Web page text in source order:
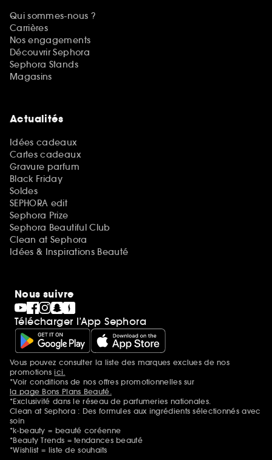
Qui sommes-nous ?
Carrières
Nos engagements
Découvrir Sephora
Sephora Stands
Magasins
Actualités
Idées cadeaux
Cartes cadeaux
Gravure parfum
Black Friday
Soldes
SEPHORA edit
Sephora Prize
Sephora Beautiful Club
Clean at Sephora
Idées & Inspirations Beauté
Nous suivre
Télécharger l’App Sephora
Mentions additionnelles
Vous pouvez consulter la liste des marques exclues de nos
promotionsici.
*Voir conditions de nos offres promotionnelles sur
la page Bons Plans Beauté.
*Exclusivité dans le réseau de parfumeries nationales.
Clean at Sephora : Des formules aux ingrédients sélectionnés avec
soin
*k-beauty = beauté coréenne
*Beauty Trends = tendances beauté
*Wishlist = liste de souhaits